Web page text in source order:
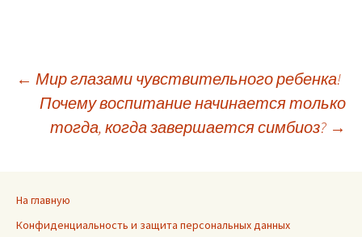
Навигация
записям
← Мир глазами чувствительного ребенка!
Почему воспитание начинается только
тогда, когда завершается симбиоз? →
На главную
Конфиденциальность и защита персональных данных